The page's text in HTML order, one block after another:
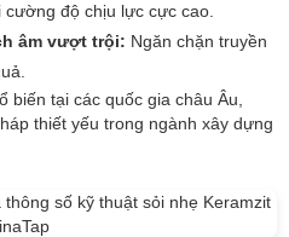
cường độ chịu lực cực cao.
âm vượt trội: Ngăn chặn truyền
biến tại các quốc gia châu Âu,
thiết yếu trong ngành xây dựng